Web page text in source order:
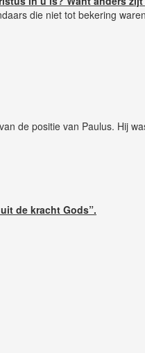
die niet tot bekering
de positie van Paulus. Hij
de kracht Gods”.